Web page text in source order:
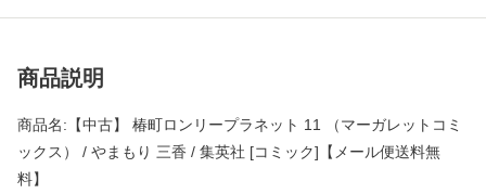
商品説明
商品名:【中古】 椿町ロンリープラネット 11 （マーガレットコミ
ックス） / やまもり 三香 / 集英社 [コミック]【メール便送料無
料】